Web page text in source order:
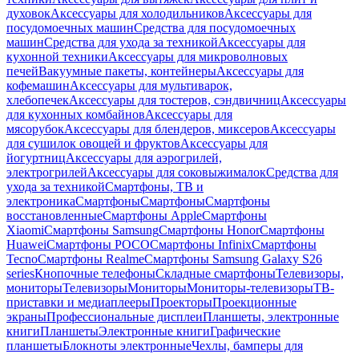
духовокАксессуары для холодильниковАксессуары для
посудомоечных машинСредства для посудомоечных
машинСредства для ухода за техникойАксессуары для
кухонной техникиАксессуары для микроволновых
печейВакуумные пакеты, контейнерыАксессуары для
кофемашинАксессуары для мультиварок,
хлебопечекАксессуары для тостеров, сэндвичницАксессуары
для кухонных комбайновАксессуары для
мясорубокАксессуары для блендеров, миксеровАксессуары
для сушилок овощей и фруктовАксессуары для
йогуртницАксессуары для аэрогрилей,
электрогрилейАксессуары для соковыжималокСредства для
ухода за техникойСмартфоны, ТВ и
электроникаСмартфоныСмартфоныСмартфоны
восстановленныеСмартфоны AppleСмартфоны
XiaomiСмартфоны SamsungСмартфоны HonorСмартфоны
HuaweiСмартфоны POCOСмартфоны InfinixСмартфоны
TecnoСмартфоны RealmeСмартфоны Samsung Galaxy S26
seriesКнопочные телефоныСкладные смартфоныТелевизоры,
мониторыТелевизорыМониторыМониторы-телевизорыТВ-
приставки и медиаплеерыПроекторыПроекционные
экраныПрофессиональные дисплеиПланшеты, электронные
книгиПланшетыЭлектронные книгиГрафические
планшетыБлокноты электронныеЧехлы, бамперы для